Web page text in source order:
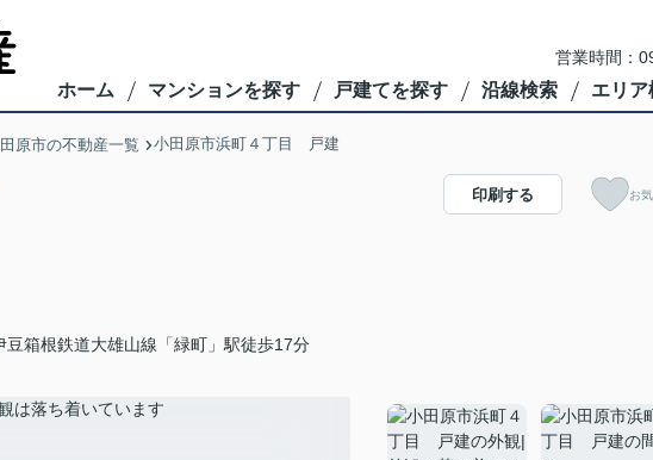
営業時間：
ホーム マンションを探す 戸建てを探す 沿線検索 エリア
原市の不動産一覧 小田原市浜町４丁目 戸建
豆箱根鉄道大雄山線「緑町」駅徒歩17分
印刷する お